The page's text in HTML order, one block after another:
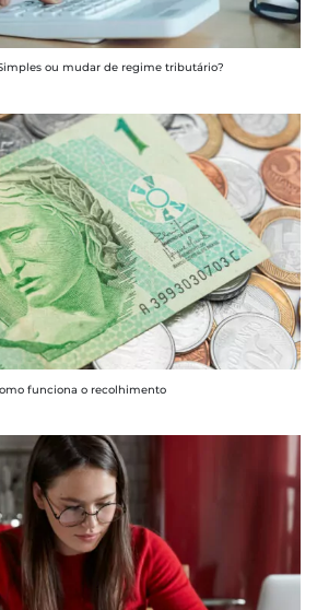
ou mudar de regime tributário?
funciona o recolhimento